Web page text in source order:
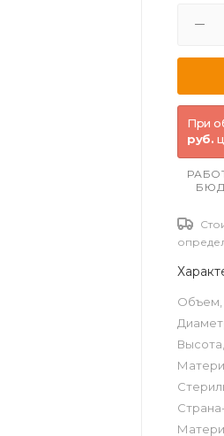
При
руб.
Объем,